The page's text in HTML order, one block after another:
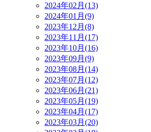
2024年02月(13)
2024年01月(9)
2023年12月(8)
2023年11月(17)
2023年10月(16)
2023年09月(9)
2023年08月(14)
2023年07月(12)
2023年06月(21)
2023年05月(19)
2023年04月(17)
2023年03月(20)